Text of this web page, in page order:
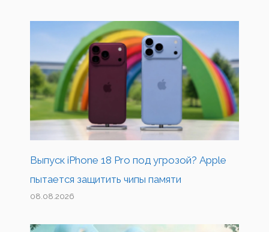
Выпуск iPhone 18 Pro под угрозой? Apple
пытается защитить чипы памяти
08.08.2026